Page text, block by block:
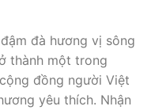
đà hương vị sông
thành một trong
đồng người Việt
yêu thích. Nhận